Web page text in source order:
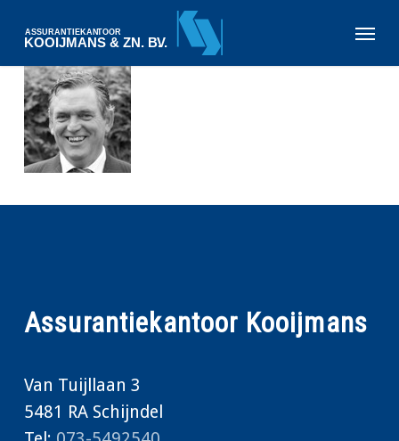
main
content
Assurantiekantoor Kooijmans
Van Tuijllaan 3
5481 RA Schijndel